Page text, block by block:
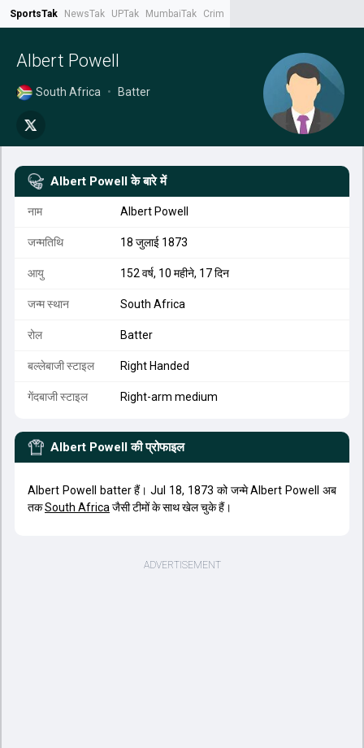
SportsTak NewsTak UPTak MumbaiTak CrimeTak
Albert Powell
South Africa • Batter
Albert Powell के बारे में
नाम Albert Powell
जन्मतिथि 18 जुलाई 1873
आयु 152 वर्ष, 10 महीने, 17 दिन
जन्म स्थान South Africa
रोल Batter
बल्लेबाजी स्टाइल Right Handed
गेंदबाजी स्टाइल Right-arm medium
Albert Powell की प्रोफाइल
Albert Powell batter हैं। Jul 18, 1873 को जन्मे Albert Powell अब
तकSouth Africa जैसी टीमों के साथ खेल चुके हैं।